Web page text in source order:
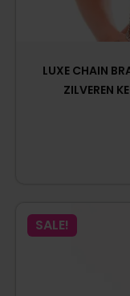
LUXE CHAIN
ZILVEREN
SALE!